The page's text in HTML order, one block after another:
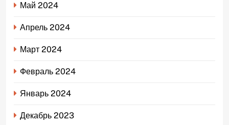
Май 2024
Апрель 2024
Март 2024
Февраль 2024
Январь 2024
Декабрь 2023